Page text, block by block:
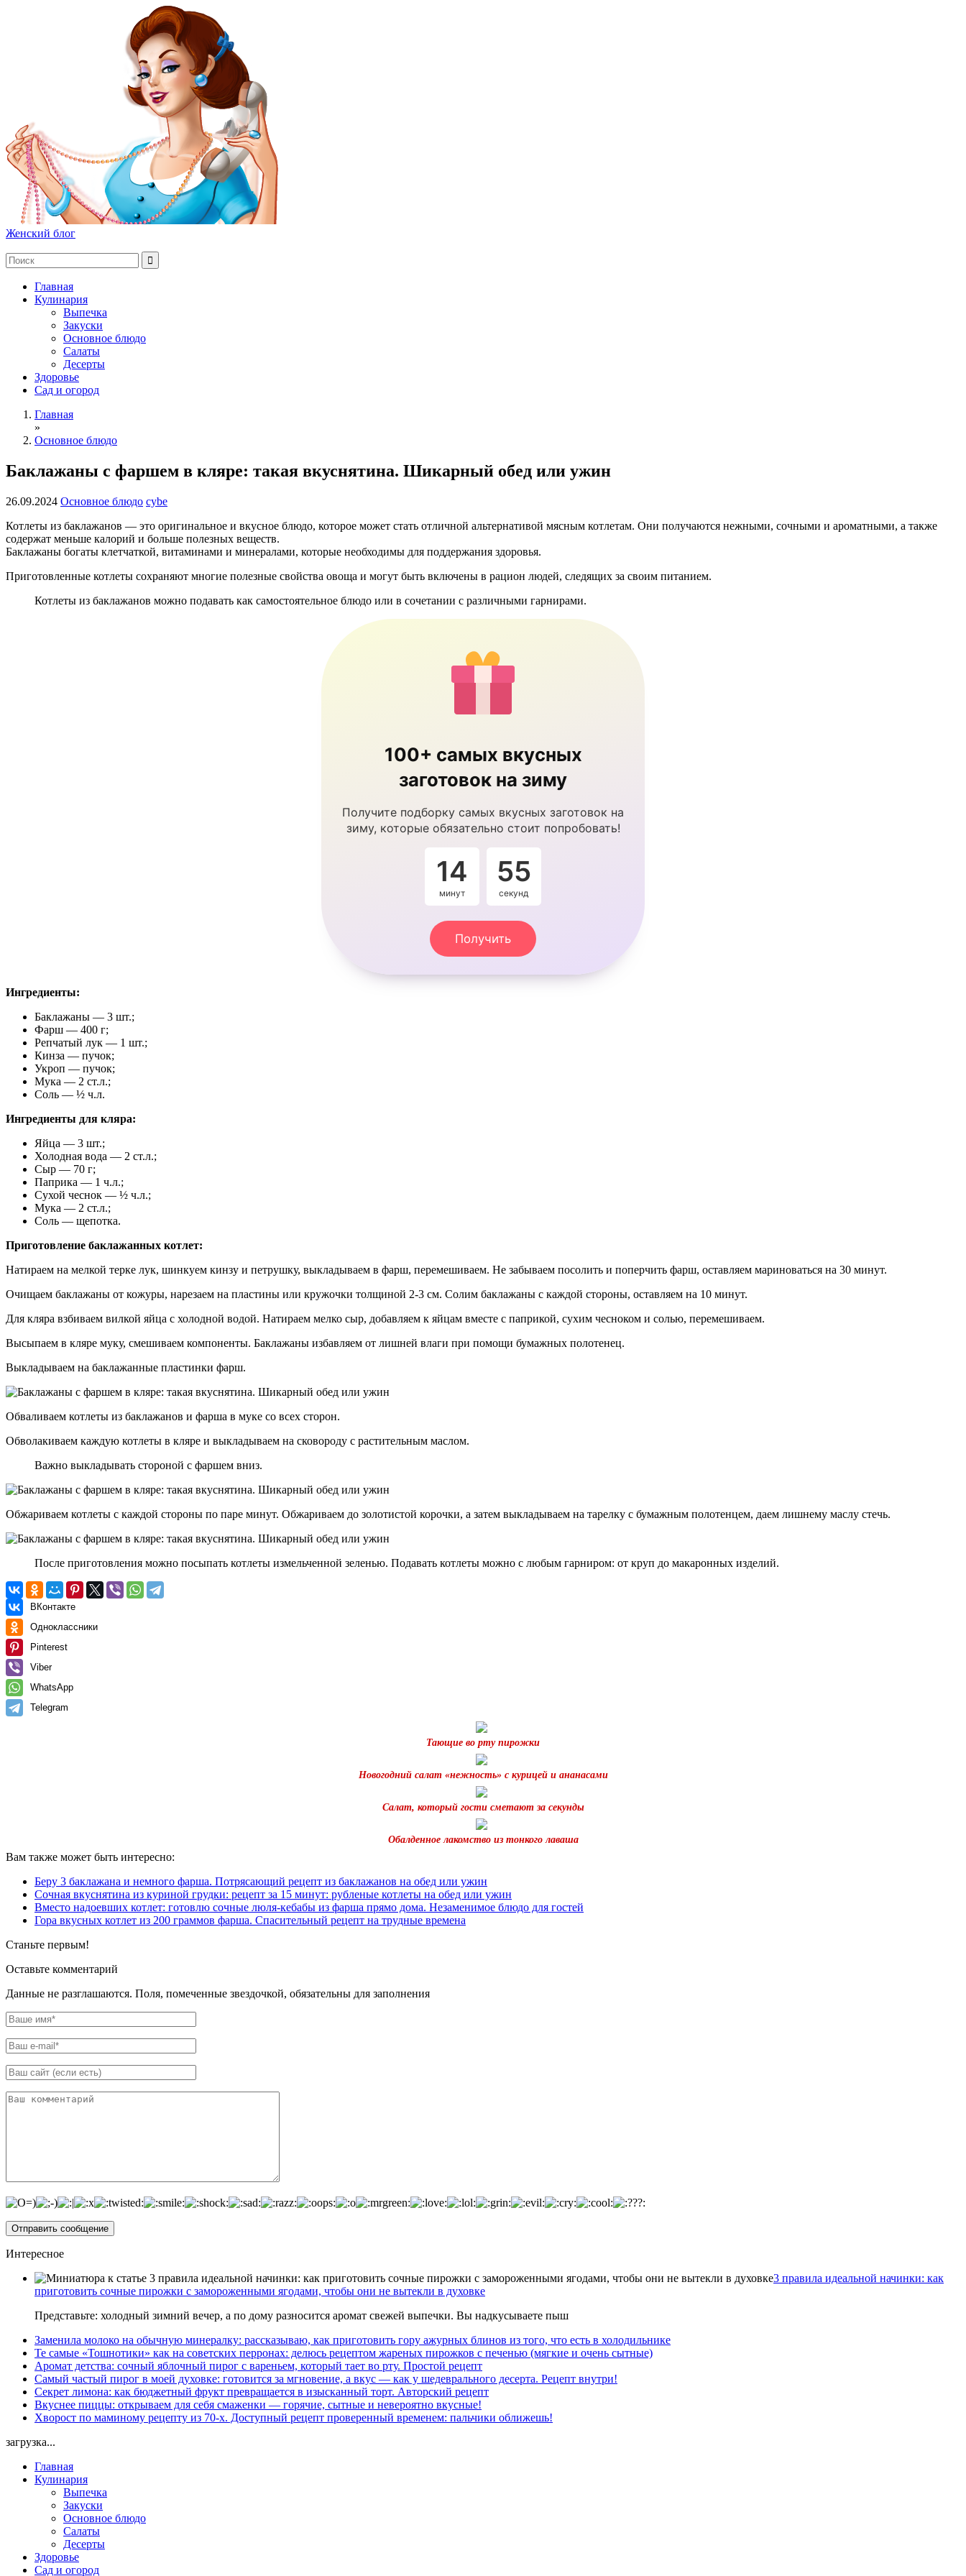
Женский блог
Главная
Кулинария
Выпечка
Закуски
Основное блюдо
Салаты
Десерты
Здоровье
Сад и огород
Главная
»
Основное блюдо
Баклажаны с фаршем в кляре: такая вкуснятина. Шикарный обед или ужин
26.09.2024 Основное блюдо cybe
Котлеты из баклажанов — это оригинальное и вкусное блюдо, которое может стать отличной альтернативой мясным котлетам. Они получаются нежными, сочными и ароматными, а также
содержат меньше калорий и больше полезных веществ.
Баклажаны богаты клетчаткой, витаминами и минералами, которые необходимы для поддержания здоровья.
Приготовленные котлеты сохраняют многие полезные свойства овоща и могут быть включены в рацион людей, следящих за своим питанием.
Котлеты из баклажанов можно подавать как самостоятельное блюдо или в сочетании с различными гарнирами.
100+ самых вкусных
заготовок на зиму
Получите подборку самых вкусных заготовок на
зиму, которые обязательно стоит попробовать!
14
минут
54
секунды
Получить
Ингредиенты:
Баклажаны — 3 шт.;
Фарш — 400 г;
Репчатый лук — 1 шт.;
Кинза — пучок;
Укроп — пучок;
Мука — 2 ст.л.;
Соль — ½ ч.л.
Ингредиенты для кляра:
Яйца — 3 шт.;
Холодная вода — 2 ст.л.;
Сыр — 70 г;
Паприка — 1 ч.л.;
Сухой чеснок — ½ ч.л.;
Мука — 2 ст.л.;
Соль — щепотка.
Приготовление баклажанных котлет:
Натираем на мелкой терке лук, шинкуем кинзу и петрушку, выкладываем в фарш, перемешиваем. Не забываем посолить и поперчить фарш, оставляем мариноваться на 30 минут.
Очищаем баклажаны от кожуры, нарезаем на пластины или кружочки толщиной 2-3 см. Солим баклажаны с каждой стороны, оставляем на 10 минут.
Для кляра взбиваем вилкой яйца с холодной водой. Натираем мелко сыр, добавляем к яйцам вместе с паприкой, сухим чесноком и солью, перемешиваем.
Высыпаем в кляре муку, смешиваем компоненты. Баклажаны избавляем от лишней влаги при помощи бумажных полотенец.
Выкладываем на баклажанные пластинки фарш.
Обваливаем котлеты из баклажанов и фарша в муке со всех сторон.
Обволакиваем каждую котлеты в кляре и выкладываем на сковороду с растительным маслом.
Важно выкладывать стороной с фаршем вниз.
Обжариваем котлеты с каждой стороны по паре минут. Обжариваем до золотистой корочки, а затем выкладываем на тарелку с бумажным полотенцем, даем лишнему маслу стечь.
После приготовления можно посыпать котлеты измельченной зеленью. Подавать котлеты можно с любым гарниром: от круп до макаронных изделий.
ВКонтакте
Одноклассники
Pinterest
Viber
WhatsApp
Telegram
Тающие во рту пирожки
Новогодний салат «нежность» с курицей и ананасами
Салат, который гости сметают за секунды
Обалденное лакомство из тонкого лаваша
Вам также может быть интересно:
Беру 3 баклажана и немного фарша. Потрясающий рецепт из баклажанов на обед или ужин
Сочная вкуснятина из куриной грудки: рецепт за 15 минут: рубленые котлеты на обед или ужин
Вместо надоевших котлет: готовлю сочные люля-кебабы из фарша прямо дома. Незаменимое блюдо для гостей
Гора вкусных котлет из 200 граммов фарша. Спасительный рецепт на трудные времена
Станьте первым!
Оставьте комментарий
Данные не разглашаются. Поля, помеченные звездочкой, обязательны для заполнения
Интересное
3 правила идеальной начинки: как
приготовить сочные пирожки с замороженными ягодами, чтобы они не вытекли в духовке
Представьте: холодный зимний вечер, а по дому разносится аромат свежей выпечки. Вы надкусываете пыш
Заменила молоко на обычную минералку: рассказываю, как приготовить гору ажурных блинов из того, что есть в холодильнике
Те самые «Тошнотики» как на советских перронах: делюсь рецептом жареных пирожков с печенью (мягкие и очень сытные)
Аромат детства: сочный яблочный пирог с вареньем, который тает во рту. Простой рецепт
Самый частый пирог в моей духовке: готовится за мгновение, а вкус — как у шедеврального десерта. Рецепт внутри!
Секрет лимона: как бюджетный фрукт превращается в изысканный торт. Авторский рецепт
Вкуснее пиццы: открываем для себя смаженки — горячие, сытные и невероятно вкусные!
Хворост по маминому рецепту из 70-х. Доступный рецепт проверенный временем: пальчики оближешь!
загрузка...
Главная
Кулинария
Выпечка
Закуски
Основное блюдо
Салаты
Десерты
Здоровье
Сад и огород